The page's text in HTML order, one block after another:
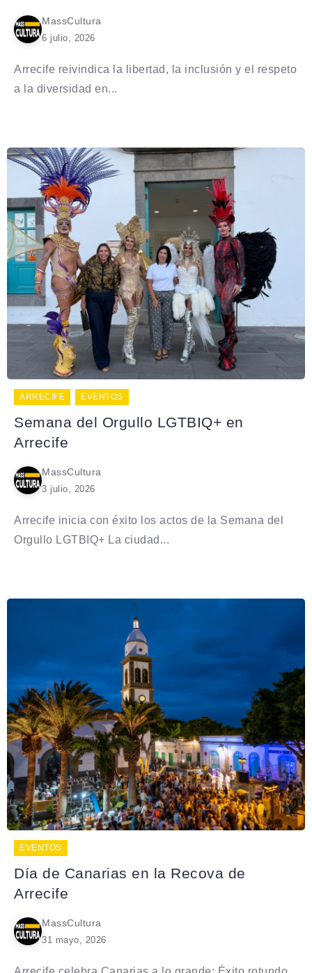
MassCultura
6 julio, 2026
Arrecife reivindica la libertad, la inclusión y el respeto
a la diversidad en...
ARRECIFE EVENTOS
Semana del Orgullo LGTBIQ+ en
Arrecife
MassCultura
3 julio, 2026
Arrecife inicia con éxito los actos de la Semana del
Orgullo LGTBIQ+ La ciudad...
EVENTOS
Día de Canarias en la Recova de
Arrecife
MassCultura
31 mayo, 2026